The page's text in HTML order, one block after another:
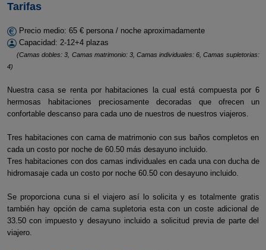
Tarifas
Precio medio: 65 € persona / noche aproximadamente
Capacidad: 2-12+4 plazas
(Camas dobles: 3, Camas matrimonio: 3, Camas individuales: 6, Camas supletorias:
4)
Nuestra casa se renta por habitaciones la cual está compuesta por 6
hermosas habitaciones preciosamente decoradas que ofrecen un
confortable descanso para cada uno de nuestros de nuestros viajeros.
Tres habitaciones con cama de matrimonio con sus baños completos en
cada un costo por noche de 60.50 más desayuno incluido.
Tres habitaciones con dos camas individuales en cada una con ducha de
hidromasaje cada un costo por noche 60.50 con desayuno incluido.
Se proporciona cuna si el viajero así lo solicita y es totalmente gratis
también hay opción de cama supletoria esta con un coste adicional de
33.50 con impuesto y desayuno incluido a solicitud previa de parte del
viajero.